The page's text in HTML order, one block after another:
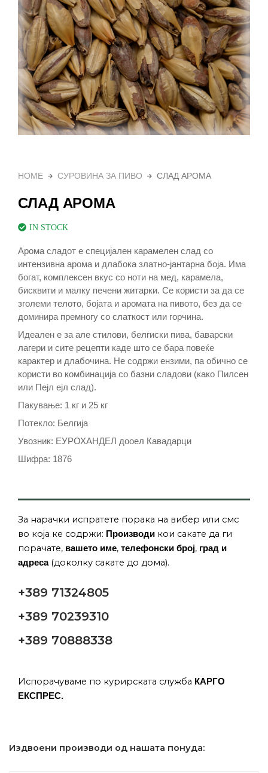
HOME СУРОВИНА ЗА ПИВО СЛАД АРОМА
СЛАД АРОМА
IN STOCK
Арома сладот е специјален карамелен слад со
интензивна арома и длабока златно-јантарна боја. Има
богат, комплексен вкус со ноти на мед, карамела,
бисквити и малку печени житарки. Се користи за да се
зголеми телото, бојата и аромата на пивото, без да се
доминира премногу со слаткост или горчина.
Идеален е за але стилови, белгиски пива, баварски
лагери и сите рецепти каде што се бара повеќе
карактер и длабочина. Не содржи ензими, па обично се
користи во комбинација со базни сладови (како Пилсен
или Пејл ејл слад).
Пакување: 1 кг и 25 кг
Потекло: Белгија
Увозник: ЕУРОХАНДЕЛ дооел Кавадарци
Шифра: 1876
За нарачки испратете порака на вибер или смс
во која ке содржи: Производи кои сакате да ги
порачате, вашето име, телефонски број, град и
адреса(доколку сакате до дома).
+389 71324805
+389 70239310
+389 70888338
Испорачуваме по курирската служба КАРГО
ЕКСПРЕС.
Издвоени производи од нашата понуда: